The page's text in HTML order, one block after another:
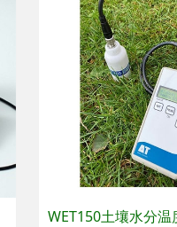
WET150土壤水分